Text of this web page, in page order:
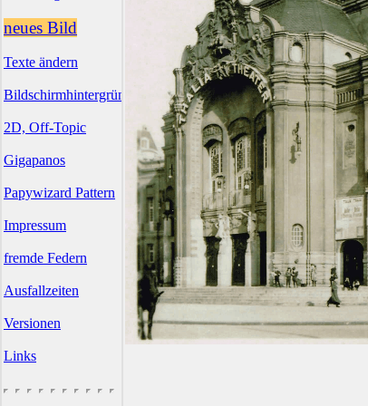
neues Bild
Texte ändern
Bildschirmhintergründe
2D, Off-Topic
Gigapanos
Papywizard Pattern
Impressum
fremde Federn
Ausfallzeiten
Versionen
Links